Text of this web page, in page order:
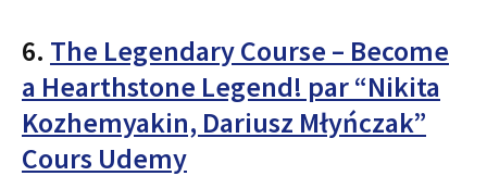
6. The Legendary Course – Become
a Hearthstone Legend! par “Nikita
Kozhemyakin, Dariusz Młyńczak”
Cours Udemy